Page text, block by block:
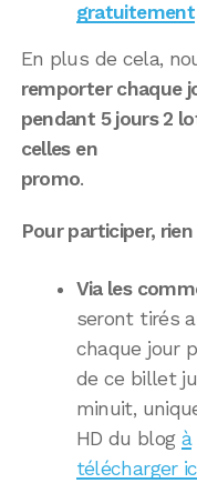
gratuitement
En plus de cela,
remporter chaque
pendant 5 jours 2
celles en
promo.
Pour participer,
Via les
seront tirés
chaque jour
de ce billet
minuit,
HD du blog à
télécharger